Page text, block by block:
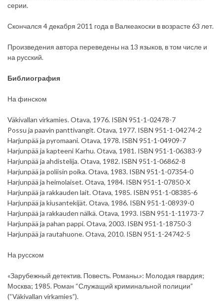
серии.
Скончался 4 декабря 2011 года в Валкеакоски в возрасте 63 лет.
Произведения автора переведены на 13 языков, в том числе и
на русский.
Библиография
На финском
Väkivallan virkamies. Otava, 1976. ISBN 951-1-02478-7
Possu ja paavin panttivangit. Otava, 1977. ISBN 951-1-04274-2
Harjunpää ja pyromaani. Otava, 1978. ISBN 951-1-04909-7
Harjunpää ja kapteeni Karhu. Otava, 1981. ISBN 951-1-06383-9
Harjunpää ja ahdistelija. Otava, 1982. ISBN 951-1-06862-8
Harjunpää ja poliisin poika. Otava, 1983. ISBN 951-1-07354-0
Harjunpää ja heimolaiset. Otava, 1984. ISBN 951-1-07850-X
Harjunpää ja rakkauden lait. Otava, 1985. ISBN 951-1-08385-6
Harjunpää ja kiusantekijät. Otava, 1986. ISBN 951-1-08939-0
Harjunpää ja rakkauden nälkä. Otava, 1993. ISBN 951-1-11973-7
Harjunpää ja pahan pappi. Otava, 2003. ISBN 951-1-18750-3
Harjunpää ja rautahuone. Otava, 2010. ISBN 951-1-24742-5
На русском
«Зарубежный детектив. Повесть. Романы.»: Молодая гвардия;
Москва; 1985. Роман “Служащий криминальной полиции”
(“Väkivallan virkamies”).